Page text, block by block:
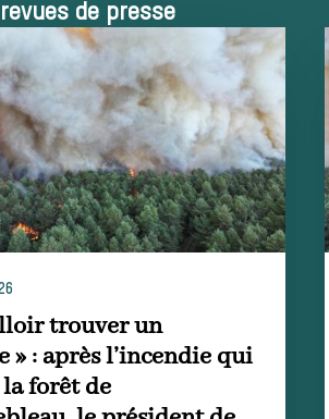
Équipages
de
de presse
trouver un
» : après l’incendie qui
la forêt de